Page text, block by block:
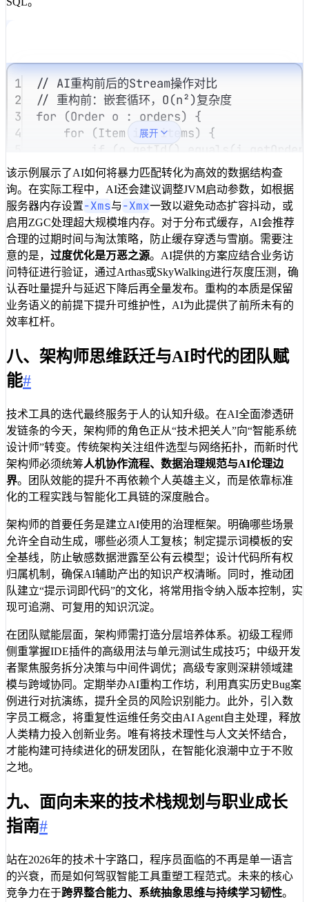
1
// AI重构前后的Stream操作对比
2
// 重构前：嵌套循环，O(n²)复杂度
3
for (Order o :
orders) {
4
for (Item i : items) {
if ( o getId(). equals (i
6
result.add(i);
7
}
8
}
9
}
10
11
// 重构后：AI推荐的哈希分组与并行流处理
12
Map<Long, List<Item >> itemMap = items.
13
.collect(Collectors groupingBy(Item
14
List<Item> optimizedResult = orders.
15
.flatMap (o -> itemMap.getOrDefault
16
展开
该示例展示了AI如何将暴力匹配转化为高效的数据结构查
询。在实际工程中，AI还会建议调整JVM启动参数，如根据
服务器内存设置-Xms与-Xmx一致以避免动态扩容抖动，或
启用ZGC处理超大规模堆内存。对于分布式缓存，AI会推荐
合理的过期时间与淘汰策略，防止缓存穿透与雪崩。需要注
意的是， 过度优化是万恶之源。AI提供的方案应结合业务访
问特征进行验证，通过Arthas或SkyWalking进行灰度压测，确
认吞吐量提升与延迟下降后再全量发布。重构的本质是保留
业务语义的前提下提升可维护性，AI为此提供了前所未有的
效率杠杆。
八、架构师思维跃迁与AI时代的团队赋
能#
技术工具的迭代最终服务于人的认知升级。在AI全面渗透研
发链条的今天，架构师的角色正从“技术把关人”向“智能系统
设计师”转变。传统架构关注组件选型与网络拓扑，而新时代
架构师必须统筹人机协作流程、数据治理规范与AI伦理边
界。团队效能的提升不再依赖个人英雄主义，而是依靠标准
化的工程实践与智能化工具链的深度融合。
架构师的首要任务是建立AI使用的治理框架。明确哪些场景
允许全自动生成，哪些必须人工复核；制定提示词模板的安
全基线，防止敏感数据泄露至公有云模型；设计代码所有权
归属机制，确保AI辅助产出的知识产权清晰。同时，推动团
队建立“提示词即代码”的文化，将常用指令纳入版本控制，实
现可追溯、可复用的知识沉淀。
在团队赋能层面，架构师需打造分层培养体系。初级工程师
侧重掌握IDE插件的高级用法与单元测试生成技巧；中级开发
者聚焦服务拆分决策与中间件调优；高级专家则深耕领域建
模与跨域协同。定期举办AI重构工作坊，利用真实历史Bug案
例进行对抗演练，提升全员的风险识别能力。此外，引入数
字员工概念，将重复性运维任务交由AI Agent自主处理，释放
人类精力投入创新业务。唯有将技术理性与人文关怀结合，
才能构建可持续进化的研发团队，在智能化浪潮中立于不败
之地。
九、面向未来的技术栈规划与职业成长
指南#
站在2026年的技术十字路口，程序员面临的不再是单一语言
的兴衰，而是如何驾驭智能工具重塑工程范式。未来的核心
竞争力在于跨界整合能力、系统抽象思维与持续学习韧性。